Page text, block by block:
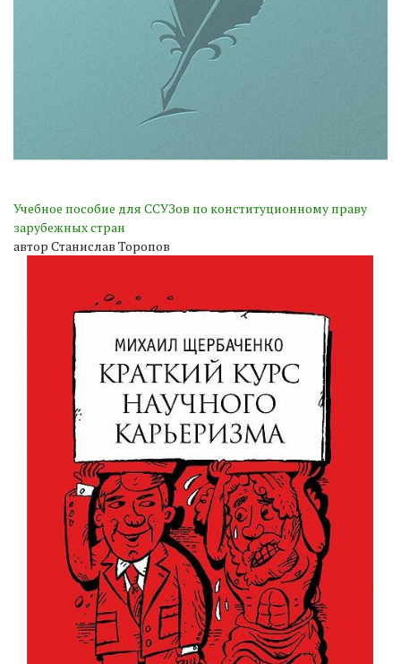
Учебное пособие для ССУЗов по конституционному праву
зарубежных стран
автор Станислав Торопов